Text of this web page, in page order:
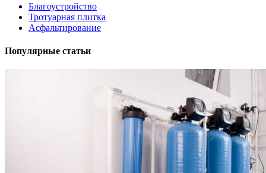
Благоустройство
Тротуарная плитка
Асфальтирование
Популярные статьи